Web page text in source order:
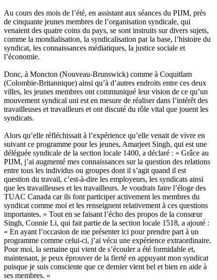
Au cours des mois de l’été, en assistant aux séances du PIJM, près
de cinquante jeunes membres de l’organisation syndicale, qui
venaient des quatre coins du pays, se sont instruits sur divers sujets,
comme la mondialisation, la syndicalisation par la base, l’histoire du
syndicat, les connaissances médiatiques, la justice sociale et
l’économie.
Donc, à Moncton (Nouveau-Brunswick) comme à Coquitlam
(Colombie-Britannique) ainsi qu’à d’autres endroits entre ces deux
villes, les jeunes membres ont communiqué leur vision de ce qu’un
mouvement syndical uni est en mesure de réaliser dans l’intérêt des
travailleuses et travailleurs et ont discuté du rôle vital que jouent les
syndicats.
Alors qu’elle réfléchissait à l’expérience qu’elle venait de vivre en
suivant ce programme pour les jeunes, Amarjeet Singh, qui est une
déléguée syndicale de la section locale 1400, a déclaré : « Grâce au
PIJM, j’ai augmenté mes connaissances sur la question des relations
entre tous les individus ou groupes dont il s’agit quand il est
question du travail, c’est-à-dire les employeurs, les syndicats ainsi
que les travailleuses et les travailleurs. Je voudrais faire l’éloge des
TUAC Canada car ils font participer activement les membres du
syndicat comme moi et les renseignent relativement à ces questions
importantes. » Tout en se faisant l’écho des propos de la consœur
Singh, Connie Li, qui fait partie de la section locale 1518, a ajouté :
« En ayant l’occasion de me présenter ici pour prendre part à un
programme comme celui-ci, j’ai vécu une expérience extraordinaire.
Pour moi, la semaine qui vient de s’écouler a été formidable et,
maintenant, je peux éprouver de la fierté en appuyant mon syndicat
puisque je suis consciente que ce dernier vient bel et bien en aide à
ses membres. »